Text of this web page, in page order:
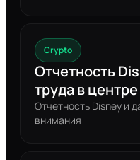
Crypto
Отчетность
труда в
Отчетность Disney и
внимания